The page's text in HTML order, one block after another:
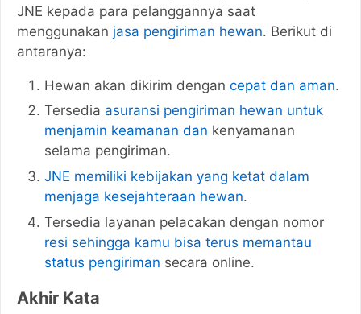
JNE kepada para pelanggannya saat
menggunakan jasa pengiriman hewan. Berikut di
antaranya:
Hewan akan dikirim dengan cepat dan aman.
Tersedia asuransi pengiriman hewan untuk
menjamin keamanan dan kenyamanan
selama pengiriman.
JNE memiliki kebijakan yang ketat dalam
menjaga kesejahteraan hewan.
Tersedia layanan pelacakan dengan nomor
resi sehingga kamu bisa terus memantau
status pengiriman secara online.
Akhir Kata